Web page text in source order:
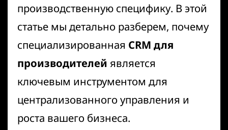
производственную специфику. В этой
статье мы детально разберем, почему
специализированная CRM для
производителей является
ключевым инструментом для
централизованного управления и
роста вашего бизнеса.